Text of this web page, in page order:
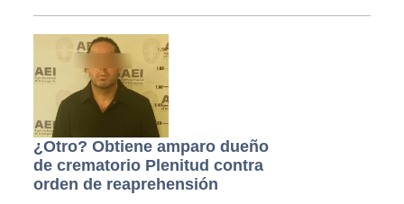
¿Otro? Obtiene amparo dueño
de crematorio Plenitud contra
orden de reaprehensión